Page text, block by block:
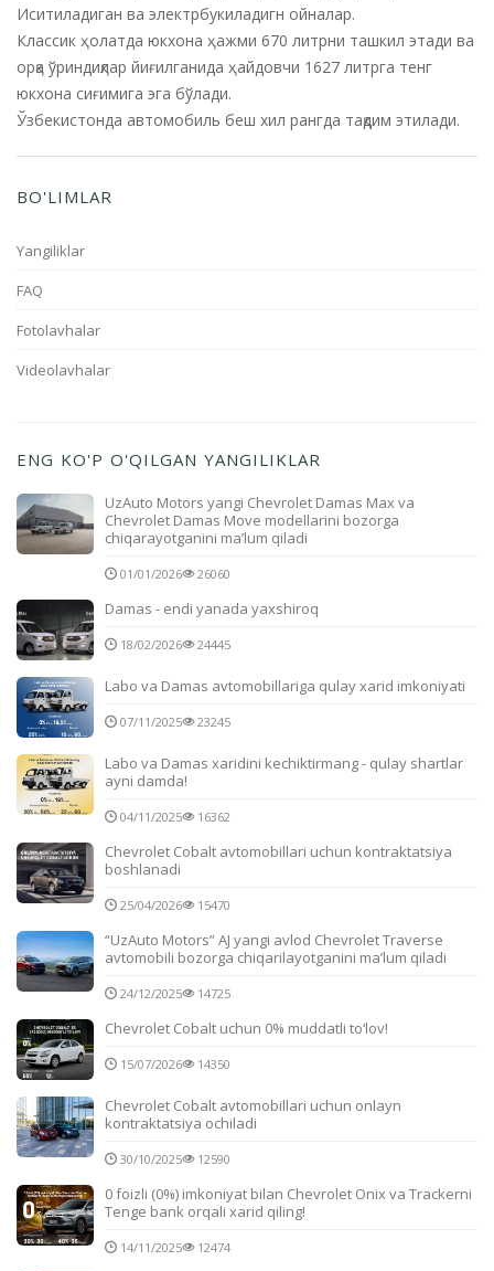
Иситиладиган ва электрбукиладигн ойналар.
Классик ҳолатда юкхона ҳажми 670 литрни ташкил этади ва
орқа ўриндиқлар йиғилганида ҳайдовчи 1627 литрга тенг
юкхона сиғимига эга бўлади.
Ўзбекистонда автомобиль беш хил рангда тақдим этилади.
BO'LIMLAR
Yangiliklar
FAQ
Fotolavhalar
Videolavhalar
ENG KO'P O'QILGAN YANGILIKLAR
UzAuto Motors yangi Chevrolet Damas Max va
Chevrolet Damas Move modellarini bozorga
chiqarayotganini ma’lum qiladi
01/01/2026 26060
Damas - endi yanada yaxshiroq
18/02/2026 24445
Labo va Damas avtomobillariga qulay xarid imkoniyati
07/11/2025 23245
Labo va Damas xaridini kechiktirmang - qulay shartlar
ayni damda!
04/11/2025 16362
Chevrolet Cobalt avtomobillari uchun kontraktatsiya
boshlanadi
25/04/2026 15470
“UzAuto Motors” AJ yangi avlod Chevrolet Traverse
avtomobili bozorga chiqarilayotganini ma’lum qiladi
24/12/2025 14725
Chevrolet Cobalt uchun 0% muddatli to‘lov!
15/07/2026 14350
Chevrolet Cobalt avtomobillari uchun onlayn
kontraktatsiya ochiladi
30/10/2025 12590
0 foizli (0%) imkoniyat bilan Chevrolet Onix va Trackerni
Tenge bank orqali xarid qiling!
14/11/2025 12474